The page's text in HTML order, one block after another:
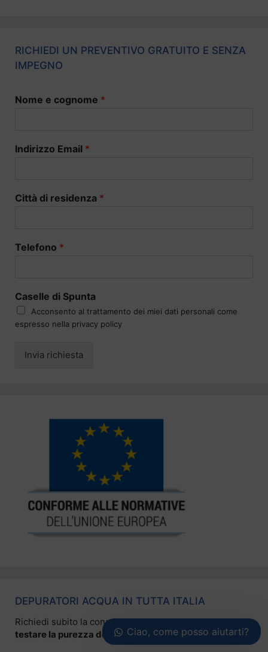
RICHIEDI UN PREVENTIVO GRATUITO E SENZA
IMPEGNO
Nome e cognome *
Indirizzo Email *
Città di residenza *
Telefono *
Caselle di Spunta
Acconsento al trattamento dei miei dati personali come
espresso nella privacy policy
Invia richiesta
DEPURATORI ACQUA IN TUTTA ITALIA
Richiedi subito la consulenza di un nostro tecnico per
testare la purezza della tua acqua.
Ciao, come posso aiutarti?